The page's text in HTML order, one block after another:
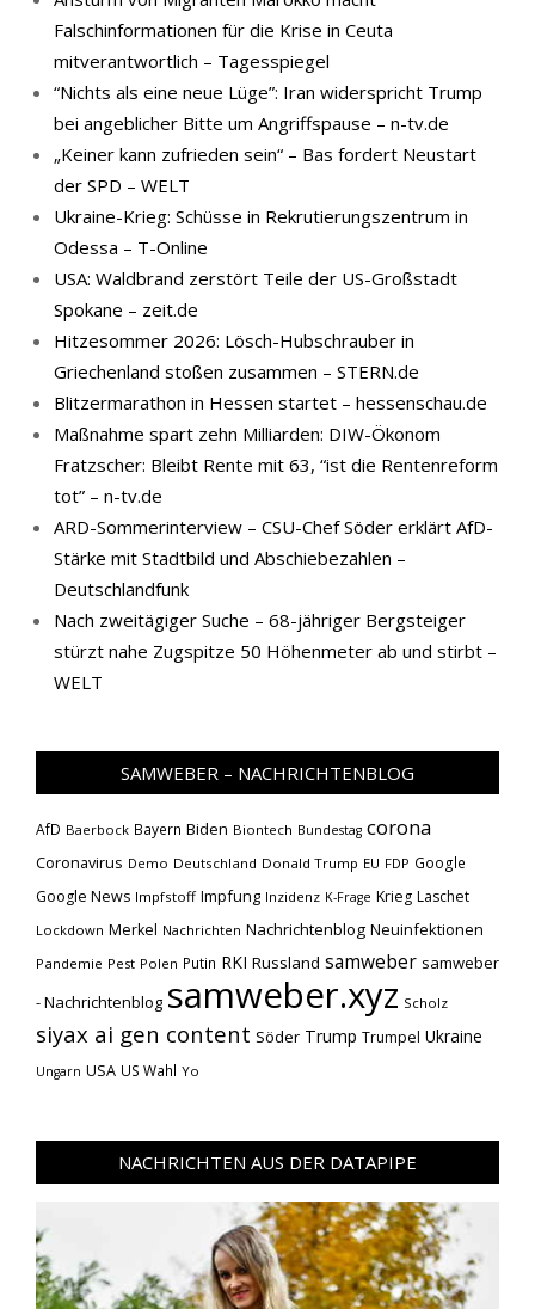
Falschinformationen für die Krise in Ceuta
mitverantwortlich – Tagesspiegel
“Nichts als eine neue Lüge”: Iran widerspricht Trump
bei angeblicher Bitte um Angriffspause – n-tv.de
„Keiner kann zufrieden sein“ – Bas fordert Neustart
der SPD – WELT
Ukraine-Krieg: Schüsse in Rekrutierungszentrum in
Odessa – T-Online
USA: Waldbrand zerstört Teile der US-Großstadt
Spokane – zeit.de
Hitzesommer 2026: Lösch-Hubschrauber in
Griechenland stoßen zusammen – STERN.de
Blitzermarathon in Hessen startet – hessenschau.de
Maßnahme spart zehn Milliarden: DIW-Ökonom
Fratzscher: Bleibt Rente mit 63, “ist die Rentenreform
tot” – n-tv.de
ARD-Sommerinterview – CSU-Chef Söder erklärt AfD-
Stärke mit Stadtbild und Abschiebezahlen –
Deutschlandfunk
Nach zweitägiger Suche – 68-jähriger Bergsteiger
stürzt nahe Zugspitze 50 Höhenmeter ab und stirbt –
WELT
SAMWEBER – NACHRICHTENBLOG
AfD Baerbock Bayern Biden Biontech Bundestag corona
Coronavirus Demo Deutschland Donald Trump EU FDP Google
Google News Impfstoff Impfung Inzidenz K-Frage Krieg Laschet
Lockdown Merkel Nachrichten Nachrichtenblog Neuinfektionen
Pandemie Pest Polen Putin RKI Russland samweber samweber
- Nachrichtenblog samweber.xyz Scholz
siyax ai gen content Söder Trump Trumpel Ukraine
Ungarn USA US Wahl Yo
NACHRICHTEN AUS DER DATAPIPE